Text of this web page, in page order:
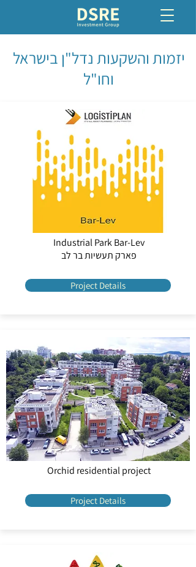
יזמות והשקעות נדל"ן בישראל
וחו"ל
Industrial Park Bar-Lev
פארק תעשיות בר לב
Project Details
Orchid residential project
Project Details